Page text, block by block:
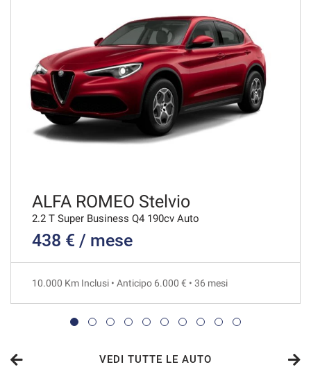
739€/mese
36 Mesi
VEDI
756€/mese
VEDI
765€/mese
48 Mesi
ALFA ROMEO Stelvio
2.2 T Super Business Q4 190cv Auto
438 € / mese
10.000 Km Inclusi • Anticipo 6.000 € • 36 mesi
VEDI TUTTE LE AUTO